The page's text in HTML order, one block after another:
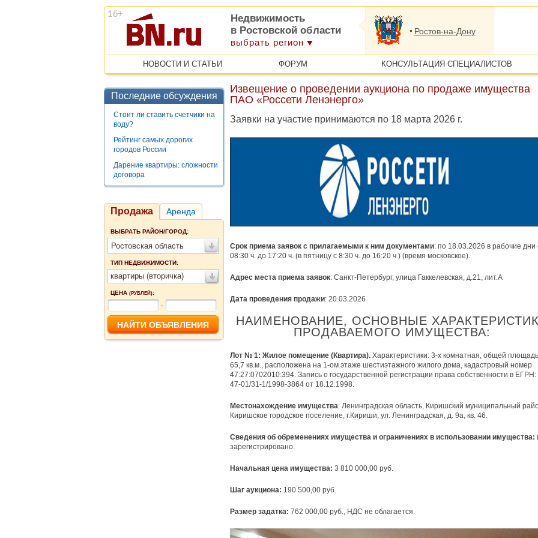
Недвижимость
в Ростовской области
выбрать регион
Ростов-на-Дону
НОВОСТИ И СТАТЬИ ФОРУМ КОНСУЛЬТАЦИЯ СПЕЦИАЛИСТОВ
Последние обсуждения
Стоит ли ставить счетчики на
воду?
Рейтинг самых дорогих
городов России
Дарение квартиры: сложности
договора
Продажа Аренда
ВЫБРАТЬ РАЙОН/ГОРОД:
Ростовская область
ТИП НЕДВИЖИМОСТИ:
квартиры (вторичка)
ЦЕНА (РУБЛЕЙ):
-
Извещение о проведении аукциона по продаже имущества
ПАО «Россети Ленэнерго»
Заявки на участие принимаются по 18 марта 2026 г.
Срок приема заявок с прилагаемыми к ним документами: по 18.03.2026 в рабочие дни
08:30 ч. до 17:20 ч. (в пятницу c 8:30 ч. до 16:20 ч.) (время московское).
Адрес места приема заявок: Санкт-Петербург, улица Гаккелевская, д.21, лит.А
Дата проведения продажи: 20.03.2026
НАИМЕНОВАНИЕ, ОСНОВНЫЕ
ПРОДАВАЕМОГО ИМУЩЕСТВА:
Лот № 1: Жилое помещение (Квартира). Характеристики: 3-х комнатная, общей
65,7 кв.м., расположена на 1-ом этаже шестиэтажного жилого дома, кадастровый номер
47:27:0702010:394. Запись о государственной регистрации права собственности в
47-01/31-1/1998-3864 от 18.12.1998.
Местонахождение имущества: Ленинградская область, Киришский муниципальный
Киришское городское поселение, г.Кириши, ул. Ленинградская, д. 9а, кв. 46.
Сведения об обременениях имущества и ограничениях в использовании имущества:
зарегистрировано.
Начальная цена имущества: 3 810 000,00 руб.
Шаг аукциона: 190 500,00 руб.
Размер задатка: 762 000,00 руб., НДС не облагается.